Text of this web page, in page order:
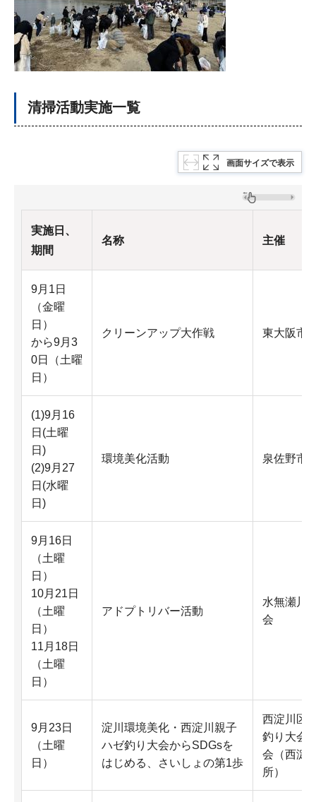
清掃活動実施一覧
画面サイズで表示
実施日、
期間
名称 主催
9月1日
（金曜
日）
から9月3
0日（土曜
日）
クリーンアップ大作戦 東大阪市
(1)9月16
日(土曜
日)
(2)9月27
日(水曜
日)
環境美化活動 泉佐野市
9月16日
（土曜
日）
10月21日
（土曜
日）
11月18日
（土曜
日）
アドプトリバー活動
水無瀬川
会
9月23日
（土曜
日）
淀川環境美化・西淀川親子
ハゼ釣り大会からSDGsを
はじめる、さいしょの第1歩
西淀川区
釣り大会
会（西淀
所）